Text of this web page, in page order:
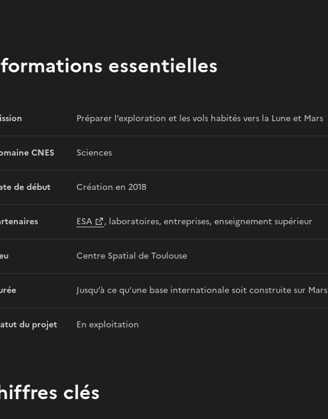
essentielles
Préparer l’exploration et les vols habités vers la Lune et Mars
CNES Sciences
de début Création en 2018
ESA , laboratoires, entreprises, enseignement supérieur
Centre Spatial de Toulouse
Jusqu’à ce qu’une base internationale soit construite sur Mars
du projet En exploitation
clés